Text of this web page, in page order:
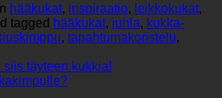
hääkukat, inspiraatio, leikkokukat,
tagged hääkukat, juhla, kukka-
, tapahtumakoristelu,
siis täyteen kukkia!